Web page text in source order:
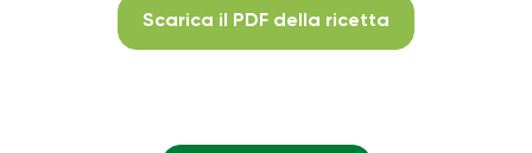
Scarica il PDF della ricetta